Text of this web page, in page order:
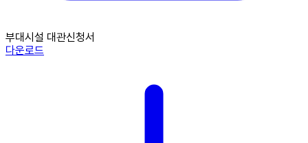
부대시설 대관신청서
다운로드